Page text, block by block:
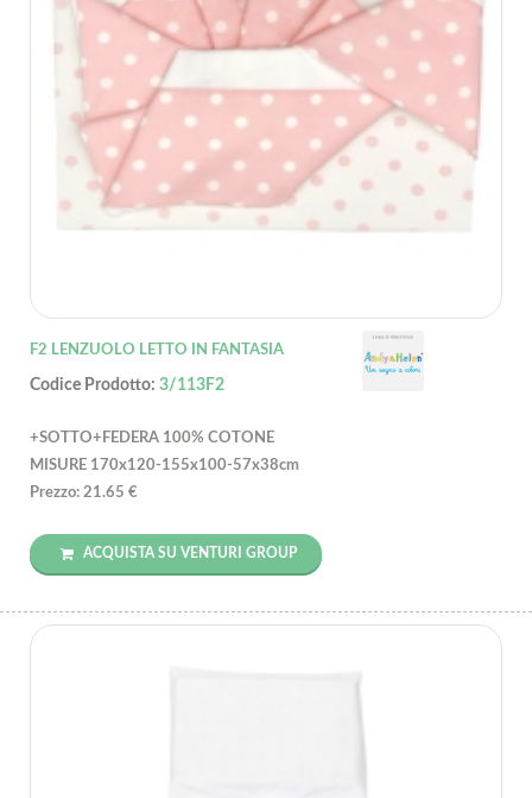
F2 LENZUOLO LETTO IN FANTASIA
Codice Prodotto: 3/113F2
+SOTTO+FEDERA 100% COTONE
MISURE 170x120-155x100-57x38cm
Prezzo: 21.65 €
ACQUISTA SU VENTURI GROUP